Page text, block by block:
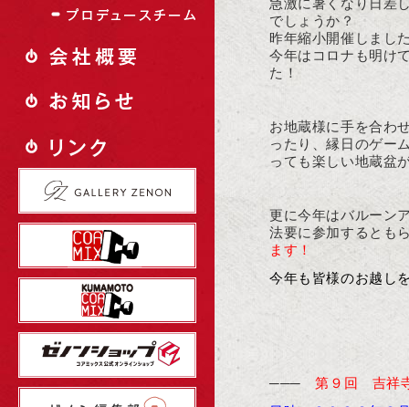
急激に暑くなり日差
でしょうか？
昨年縮小開催しまし
今年はコロナも明け
た！
お地蔵様に手を合わ
ったり、縁日のゲー
っても楽しい地蔵盆
更に今年はバルーン
法要に参加するとも
ます！
今年も皆様のお越し
───第９回 吉祥